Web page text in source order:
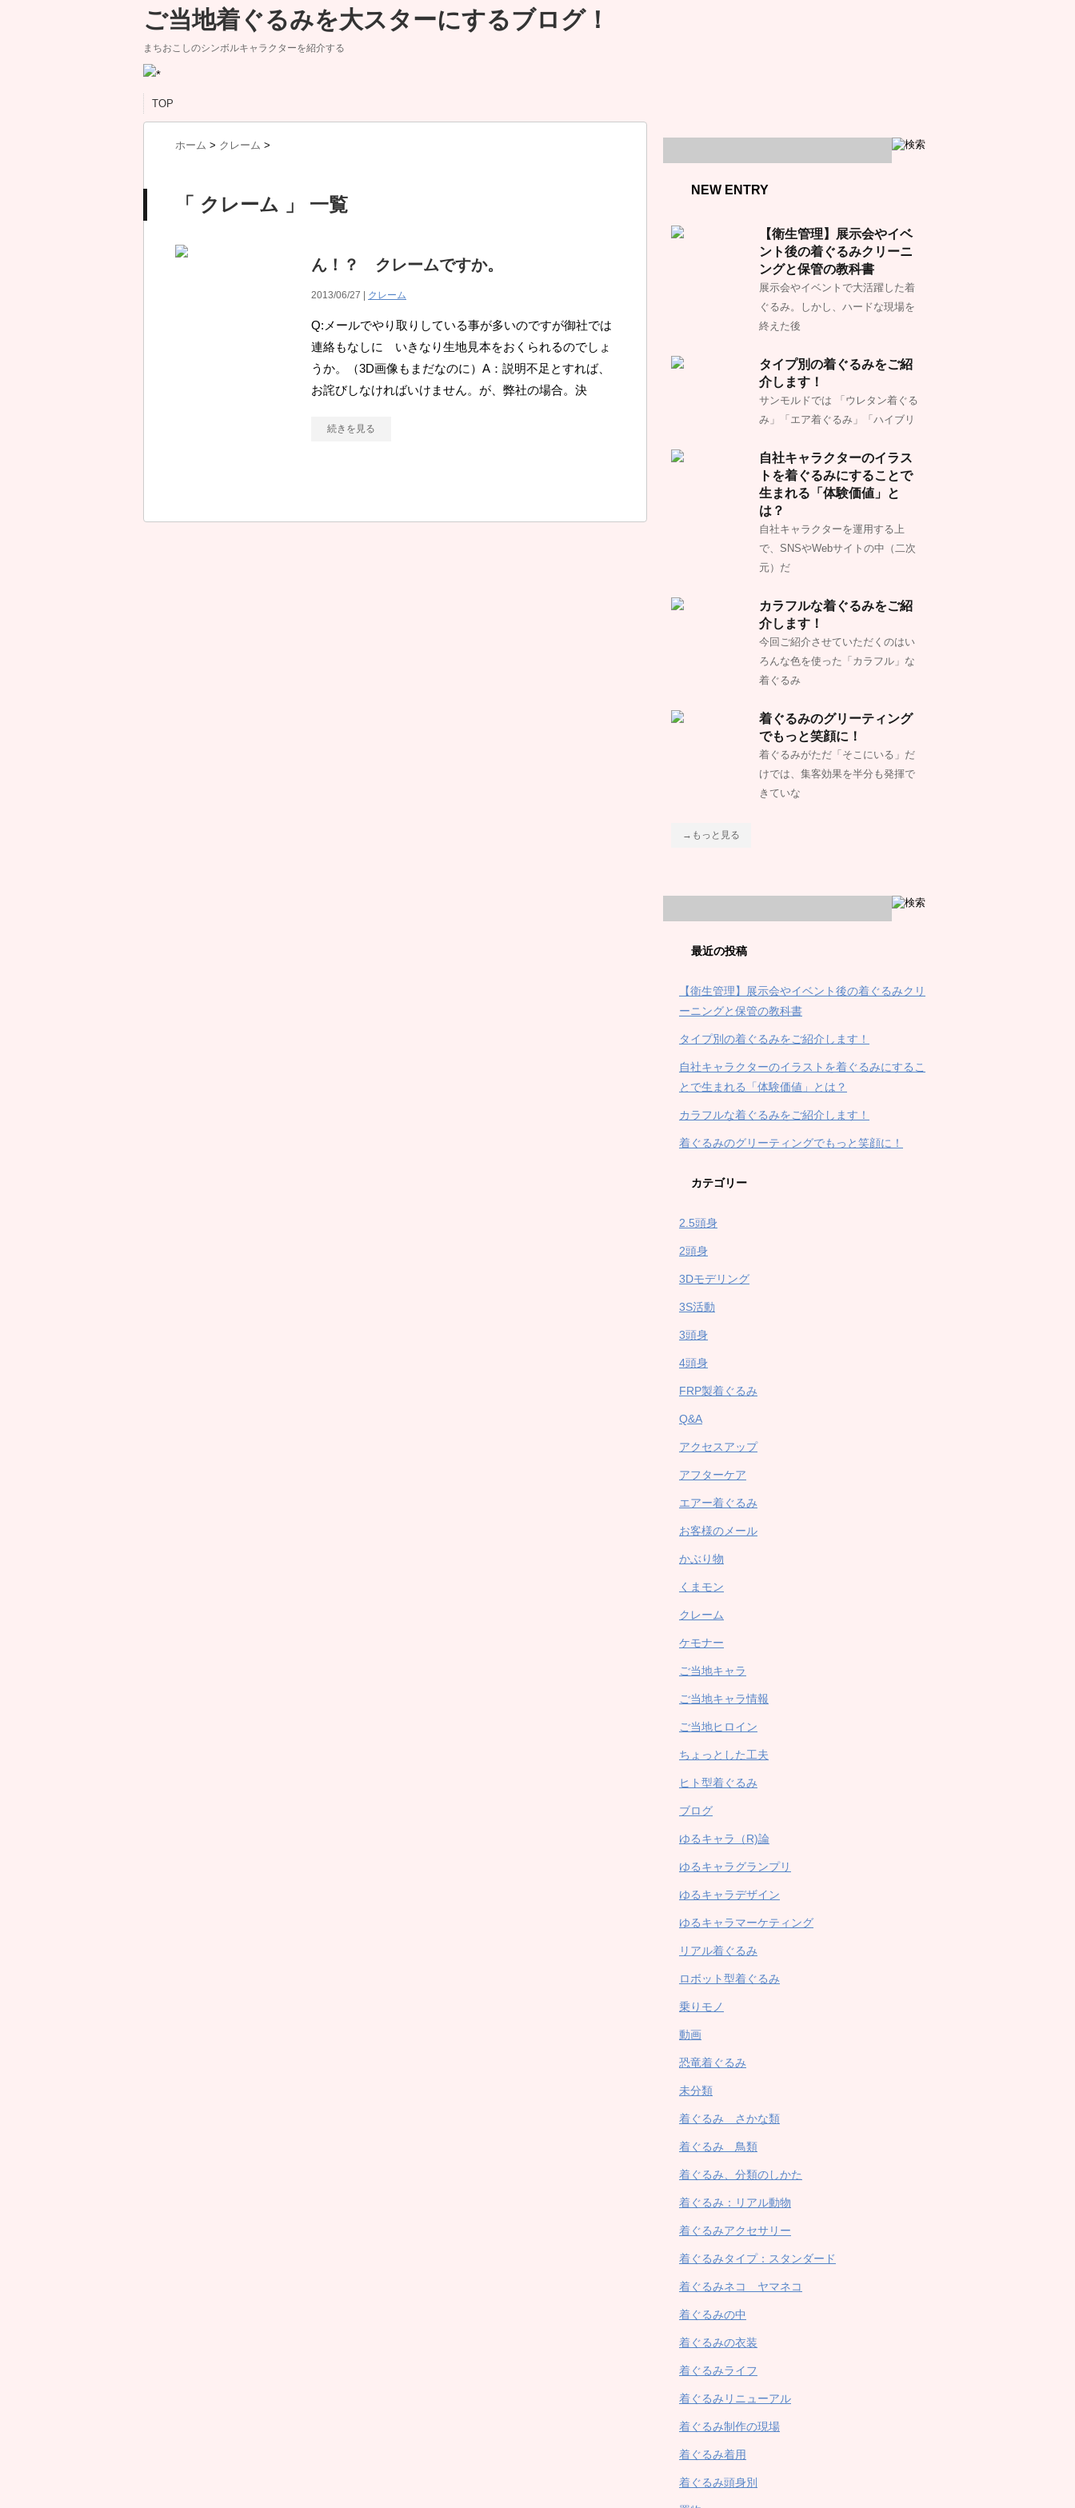
ご当地着ぐるみを大スターにするブログ！
まちおこしのシンボルキャラクターを紹介する
TOP
ホーム > クレーム >
「 クレーム 」 一覧
ん！？ クレームですか。
2013/06/27 | クレーム
Q:メールでやり取りしている事が多いのですが御社では
連絡もなしに いきなり生地見本をおくられるのでしょ
うか。（3D画像もまだなのに）A：説明不足とすれば、
お詫びしなければいけません。が、弊社の場合。決
続きを見る
NEW ENTRY
【衛生管理】展示会やイベ
ント後の着ぐるみクリーニ
ングと保管の教科書
展示会やイベントで大活躍した着
ぐるみ。しかし、ハードな現場を
終えた後
タイプ別の着ぐるみをご紹
介します！
サンモルドでは 「ウレタン着ぐる
み」「エア着ぐるみ」「ハイブリ
自社キャラクターのイラス
トを着ぐるみにすることで
生まれる「体験価値」と
は？
自社キャラクターを運用する上
で、SNSやWebサイトの中（二次
元）だ
カラフルな着ぐるみをご紹
介します！
今回ご紹介させていただくのはい
ろんな色を使った「カラフル」な
着ぐるみ
着ぐるみのグリーティング
でもっと笑顔に！
着ぐるみがただ「そこにいる」だ
けでは、集客効果を半分も発揮で
きていな
→もっと見る
最近の投稿
【衛生管理】展示会やイベント後の着ぐるみクリ
ーニングと保管の教科書
タイプ別の着ぐるみをご紹介します！
自社キャラクターのイラストを着ぐるみにするこ
とで生まれる「体験価値」とは？
カラフルな着ぐるみをご紹介します！
着ぐるみのグリーティングでもっと笑顔に！
カテゴリー
2.5頭身
2頭身
3Dモデリング
3S活動
3頭身
4頭身
FRP製着ぐるみ
Q&A
アクセスアップ
アフターケア
エアー着ぐるみ
お客様のメール
かぶり物
くまモン
クレーム
ケモナー
ご当地キャラ
ご当地キャラ情報
ご当地ヒロイン
ちょっとした工夫
ヒト型着ぐるみ
ブログ
ゆるキャラ（R)論
ゆるキャラグランプリ
ゆるキャラデザイン
ゆるキャラマーケティング
リアル着ぐるみ
ロボット型着ぐるみ
乗りモノ
動画
恐竜着ぐるみ
未分類
着ぐるみ さかな類
着ぐるみ 鳥類
着ぐるみ、分類のしかた
着ぐるみ：リアル動物
着ぐるみアクセサリー
着ぐるみタイプ：スタンダード
着ぐるみネコ ヤマネコ
着ぐるみの中
着ぐるみの衣装
着ぐるみライフ
着ぐるみリニューアル
着ぐるみ制作の現場
着ぐるみ着用
着ぐるみ頭身別